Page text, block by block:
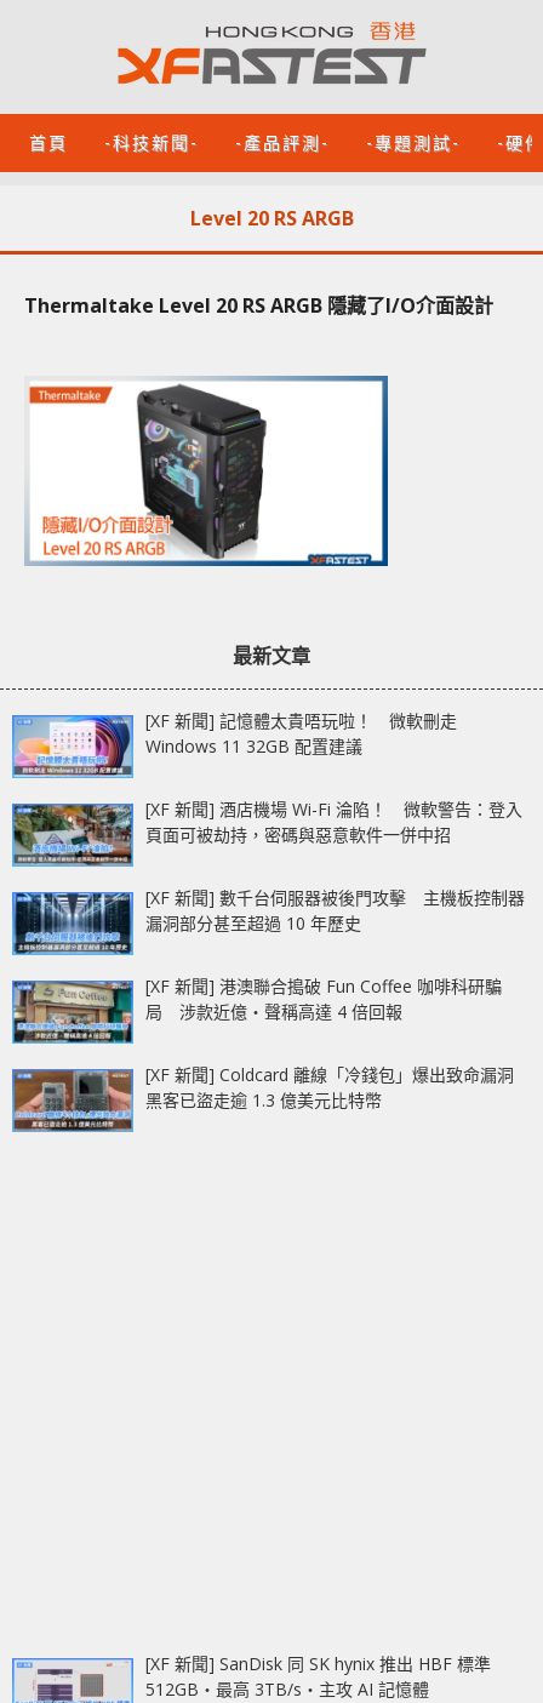
首頁 -科技新聞- -產品評測- -專題測試- -硬
Level 20 RS ARGB
Thermaltake Level 20 RS ARGB 隱藏了I/O介面設計
最新文章
[XF 新聞] 記憶體太貴唔玩啦！ 微軟刪走
Windows 11 32GB 配置建議
[XF 新聞] 酒店機場 Wi-Fi 淪陷！ 微軟警告：登入
頁面可被劫持，密碼與惡意軟件一併中招
[XF 新聞] 數千台伺服器被後門攻擊 主機板控制器
漏洞部分甚至超過 10 年歷史
[XF 新聞] 港澳聯合搗破 Fun Coffee 咖啡科研騙
局 涉款近億‧聲稱高達 4 倍回報
[XF 新聞] Coldcard 離線「冷錢包」爆出致命漏洞
黑客已盜走逾 1.3 億美元比特幣
[XF 新聞] SanDisk 同 SK hynix 推出 HBF 標準
512GB‧最高 3TB/s‧主攻 AI 記憶體